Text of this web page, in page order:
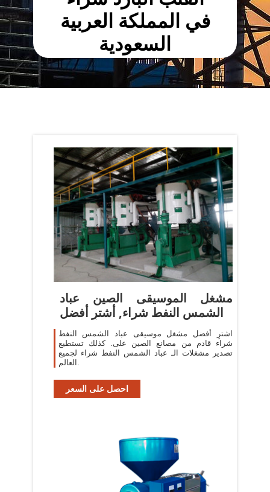
في المملكة العربية
السعودية
مشغل الموسيقى الصين عباد
الشمس النفط شراء, أشترِ أفضل
اشترِ أفضل مشغل موسيقى عباد الشمس النفط
شراء قادم من مصانع الصين على. كذلك تستطيع
تصدير مشغلات الـ عباد الشمس النفط شراء لجميع
العالم.
احصل على السعر